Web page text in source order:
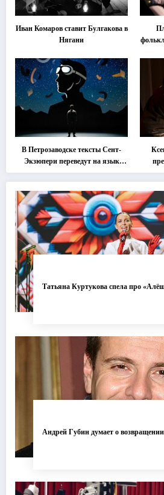
Иван Комаров ставит Булгакова в
Нягани
В Петрозаводске тексты Сент-
Экзюпери переведут на язык
современной хореографии
Татьяна Куртукова спела про
Андрей Губин думает о